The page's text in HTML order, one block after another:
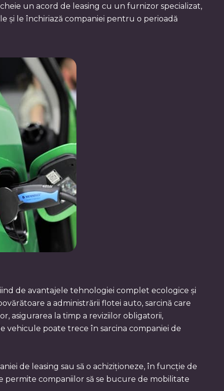
un acord de leasing cu un furnizor specializat,
și le închiriază companiei pentru o perioadă
de avantajele tehnologiei complet ecologice și
a administrării flotei auto, sarcină care
asigurarea la timp a reviziilor obligatorii,
vehicule poate trece în sarcina companiei de
de leasing sau să o achiziționeze, în funcție de
permite companiilor să se bucure de mobilitate